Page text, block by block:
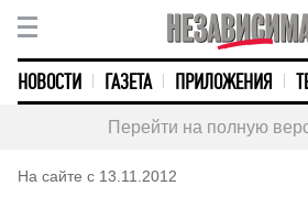
НОВОСТИ ГАЗЕТА ПРИЛОЖЕНИЯ
Перейти на полную
На сайте с 13.11.2012